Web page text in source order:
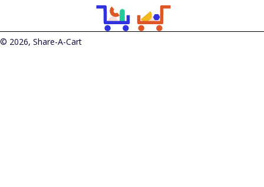
© 2026, Share-A-Cart